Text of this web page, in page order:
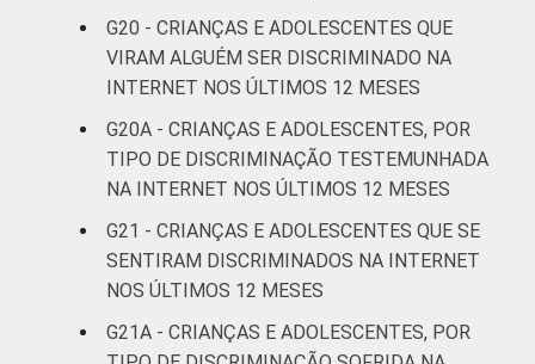
COM ACESSO
À INTERNET
Não
Fonte: CGI.br/NIC.br, Centro Regional de
Estudos para o Desenvolvimento da
Sociedade da Informação (Cetic.br),
Pesquisa sobre o uso da Internet por
crianças e adolescentes no Brasil – TIC Kids
G20 - CRIANÇAS E ADOLESCENTES QUE
VIRAM ALGUÉM SER DISCRIMINADO NA
INTERNET NOS ÚLTIMOS 12 MESES
G20A - CRIANÇAS E ADOLESCENTES, POR
TIPO DE DISCRIMINAÇÃO TESTEMUNHADA
NA INTERNET NOS ÚLTIMOS 12 MESES
G21 - CRIANÇAS E ADOLESCENTES QUE SE
SENTIRAM DISCRIMINADOS NA INTERNET
NOS ÚLTIMOS 12 MESES
G21A - CRIANÇAS E ADOLESCENTES, POR